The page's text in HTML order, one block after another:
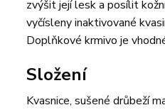
zvýšit její lesk a posílit
vyčísleny inaktivované
Doplňkové krmivo je
Složení
Kvasnice, sušené drůbeží